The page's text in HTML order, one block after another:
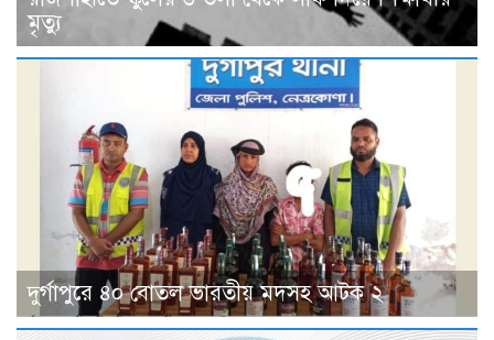
মৃত্যু
দুর্গাপুরে ৪০ বোতল ভারতীয় মদসহ আটক ২